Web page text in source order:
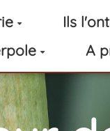
Ils
A